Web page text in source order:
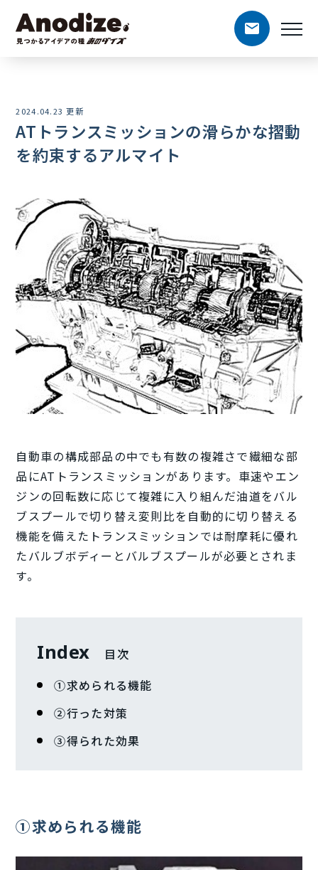
2024.04.23 更新
ATトランスミッションの滑らかな摺動
を約束するアルマイト
自動車の構成部品の中でも有数の複雑さで繊細な部
品にATトランスミッションがあります。車速やエン
ジンの回転数に応じて複雑に入り組んだ油道をバル
ブスプールで切り替え変則比を自動的に切り替える
機能を備えたトランスミッションでは耐摩耗に優れ
たバルブボディーとバルブスプールが必要とされま
す。
Index
目次
①求められる機能
②行った対策
➂得られた効果
①求められる機能